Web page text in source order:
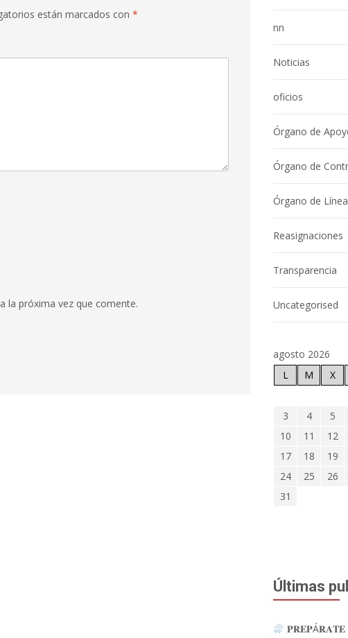
están marcados con *
la próxima vez que comente.
nn
Noticias
oficios
Órgano de
Órgano de
Órgano de Línea
Reasignaciones
Transparencia
Uncategorised
agosto 2026
L
M X
3
4 5
10
11 12
17
18 19
24
25 26
31
Últimas